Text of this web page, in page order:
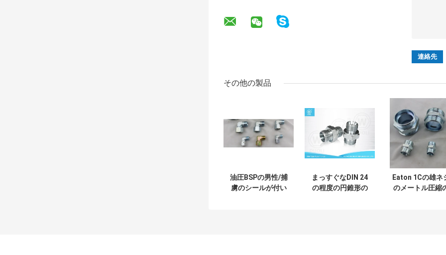
その他の製品
油圧BSPの男性/捕
虜のシールが付い
まっすぐなDIN 24
の程度の円錐形の
Eaton 1Cの雄ネ
のメートル圧縮